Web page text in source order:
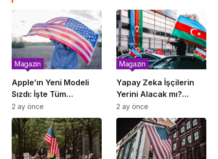
Apple’ın Yeni Modeli
Sızdı: İşte Tüm
Özellikler
Magazin
2 ay önce
Yapay Zeka İşçilerin
Yerini Alacak mı?
Rapor Yayımlandı
Magazin
2 ay önce